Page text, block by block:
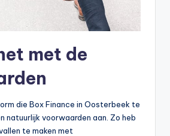
met de
die Box Finance in Oosterbeek te
natuurlijk voorwaarden aan. Zo heb
te maken met